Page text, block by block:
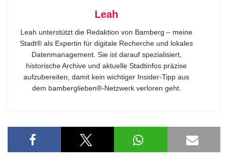
Leah
Leah unterstützt die Redaktion von Bamberg – meine
Stadt® als Expertin für digitale Recherche und lokales
Datenmanagement. Sie ist darauf spezialisiert,
historische Archive und aktuelle Stadtinfos präzise
aufzubereiten, damit kein wichtiger Insider-Tipp aus
dem bamberglieben®-Netzwerk verloren geht.